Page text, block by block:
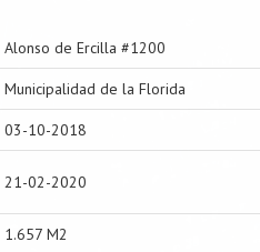
Alonso de Ercilla #1200
Municipalidad de la Florida
03-10-2018
21-02-2020
1.657 M2